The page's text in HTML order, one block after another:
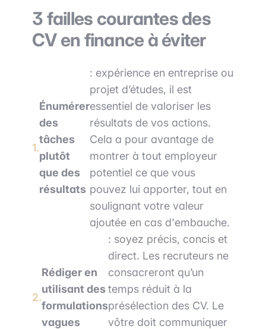
3 failles courantes des
CV en finance à éviter
Énumérer
des
tâches
plutôt
que des
résultats
: expérience en entreprise ou
projet d’études, il est
essentiel de valoriser les
résultats de vos actions.
Cela a pour avantage de
montrer à tout employeur
potentiel ce que vous
pouvez lui apporter, tout en
soulignant votre valeur
ajoutée en cas d'embauche.
Rédiger en
utilisant des
formulations
vagues
: soyez précis, concis et
direct. Les recruteurs ne
consacreront qu’un
temps réduit à la
présélection des CV. Le
vôtre doit communiquer